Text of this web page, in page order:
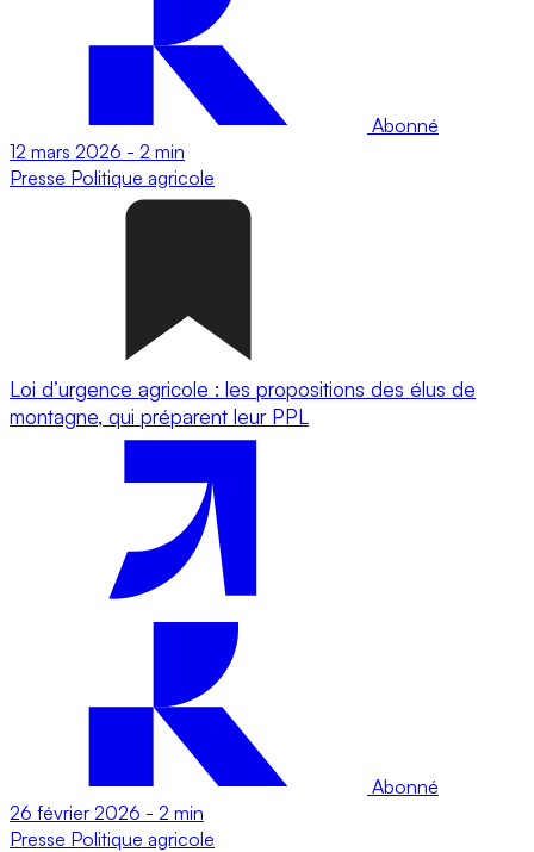
Abonné
12 mars 2026 - 2 min
Presse Politique agricole
Loi d’urgence agricole : les propositions des élus de
montagne, qui préparent leur PPL
Abonné
26 février 2026 - 2 min
Presse Politique agricole